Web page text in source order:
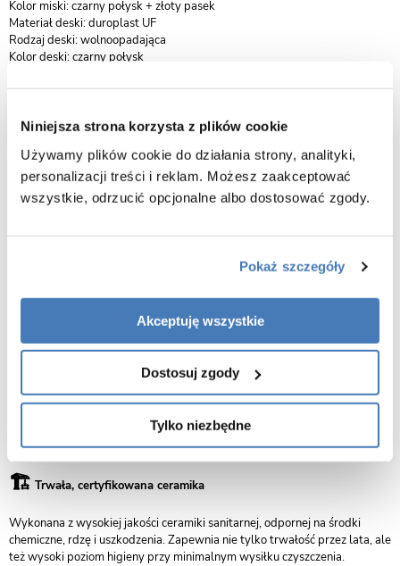
Niniejsza strona korzysta z plików cookie
Używamy plików cookie do działania strony, analityki,
personalizacji treści i reklam. Możesz zaakceptować
wszystkie, odrzucić opcjonalne albo dostosować zgody.
Pokaż szczegóły
Akceptuję wszystkie
Dostosuj zgody
Tylko niezbędne
Kolor miski: czarny połysk + złoty pasek
Materiał deski: duroplast UF
Rodzaj deski: wolnoopadająca
Kolor deski: czarny połysk
Łatwe wypinanie: tak
Nasza miska WC została zaprojektowana z myślą o szerokiej
kompatybilności, bezproblemowo pasuje do stelaży
montażowych oferowanych przez renomowane marki, takie jak Grohe,
Zalety miski WC wiszącej MIZU – nowoczesność, higiena i wygoda
Design i oszczędność przestrzeni
Wisząca miska WC MIZU to połączenie nowoczesnego wzornictwa z
praktyczną formą. Minimalistyczny kształt i ryflowana powierzchnia
zewnętrzna dodają elegancji, a czarna, matowa ceramika świetnie
komponuje się z każdym stylem aranżacyjnym. Dzięki konstrukcji
podwieszanej miska zajmuje mniej miejsca niż modele stojące, co czyni ją
idealnym wyborem do mniejszych łazienek.
🏗️ Trwała, certyfikowana ceramika
Wykonana z wysokiej jakości ceramiki sanitarnej, odpornej na środki
chemiczne, rdzę i uszkodzenia. Zapewnia nie tylko trwałość przez lata, ale
też wysoki poziom higieny przy minimalnym wysiłku czyszczenia.